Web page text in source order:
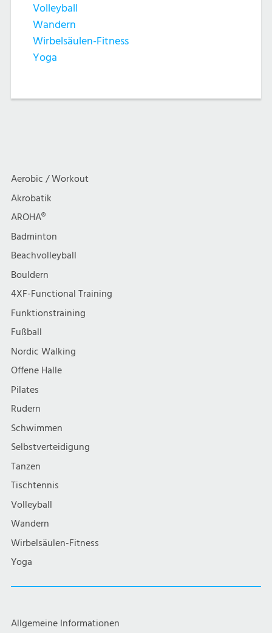
Volleyball
Wandern
Wirbelsäulen-Fitness
Yoga
Aerobic / Workout
Akrobatik
AROHA®
Badminton
Beachvolleyball
Bouldern
4XF-Functional Training
Funktionstraining
Fußball
Nordic Walking
Offene Halle
Pilates
Rudern
Schwimmen
Selbstverteidigung
Tanzen
Tischtennis
Volleyball
Wandern
Wirbelsäulen-Fitness
Yoga
Allgemeine Informationen